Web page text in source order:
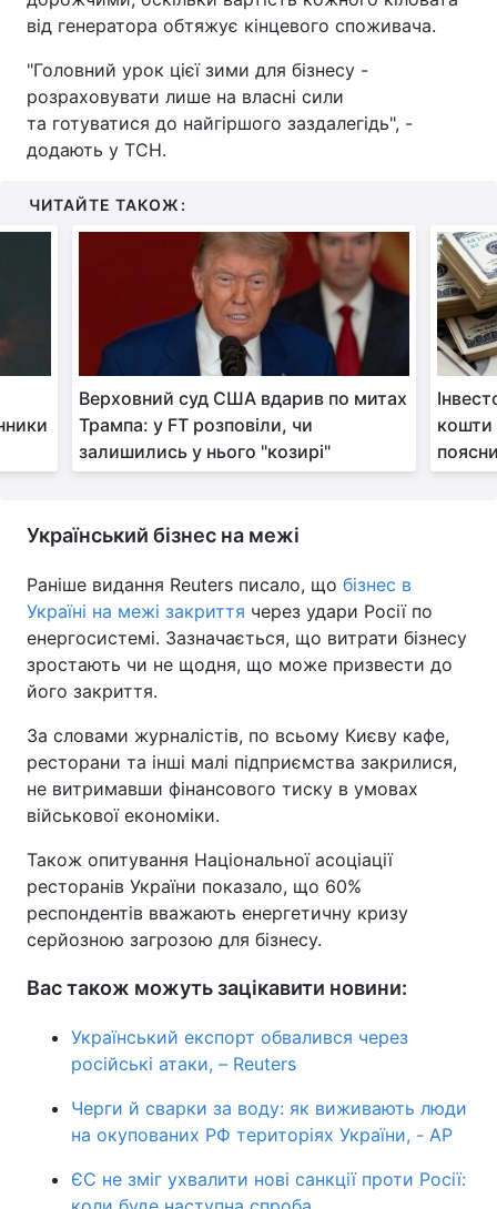
від генератора обтяжує кінцевого споживача.
"Головний урок цієї зими для бізнесу -
розраховувати лише на власні сили
та готуватися до найгіршого заздалегідь", -
додають у ТСН.
ЧИТАЙТЕ ТАКОЖ:
Верховний суд США вдарив по митах
Трампа: у FT розповіли, чи
залишились у нього "козирі"
кошти
Український бізнес на межі
Раніше видання Reuters писало, що бізнес в
Україні на межі закриття через удари Росії по
енергосистемі. Зазначається, що витрати бізнесу
зростають чи не щодня, що може призвести до
його закриття.
За словами журналістів, по всьому Києву кафе,
ресторани та інші малі підприємства закрилися,
не витримавши фінансового тиску в умовах
військової економіки.
Також опитування Національної асоціації
ресторанів України показало, що 60%
респондентів вважають енергетичну кризу
серйозною загрозою для бізнесу.
Вас також можуть зацікавити новини:
Український експорт обвалився через
російські атаки, – Reuters
Черги й сварки за воду: як виживають люди
на окупованих РФ територіях України, - AP
ЄС не зміг ухвалити нові санкції проти Росії: